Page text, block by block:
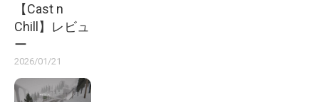
【Cast n
Chill】レビュ
ー
2026/01/21